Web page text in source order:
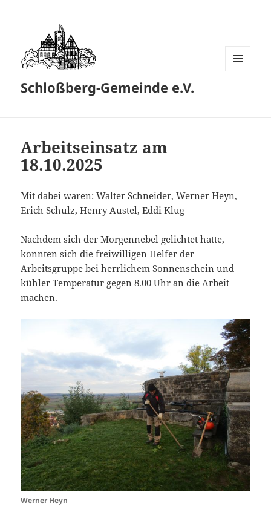
Schloßberg-Gemeinde e.V.
Arbeitseinsatz am
18.10.2025
Mit dabei waren: Walter Schneider, Werner Heyn,
Erich Schulz, Henry Austel, Eddi Klug
Nachdem sich der Morgennebel gelichtet hatte,
konnten sich die freiwilligen Helfer der
Arbeitsgruppe bei herrlichem Sonnenschein und
kühler Temperatur gegen 8.00 Uhr an die Arbeit
machen.
Werner Heyn